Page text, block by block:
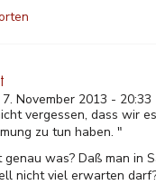
November 2013 - 20:33
vergessen, dass wir
zu tun haben. "
was? Daß man in
nicht viel erwarten